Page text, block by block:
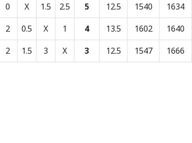
0 X 1.5 2.5 5 12.5 1540 1634
2 0.5 X 1 4 13.5 1602 1640
2 1.5 3 X 3 12.5 1547 1666